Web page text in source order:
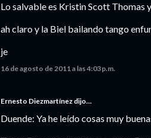
Lo salvable es Kristin Scott Thomas
ah claro y la Biel bailando tango
je
16 de agosto de 2011 a las 4:03 p.m.
Ernesto Diezmartínez dijo…
Duende: Ya he leído cosas muy